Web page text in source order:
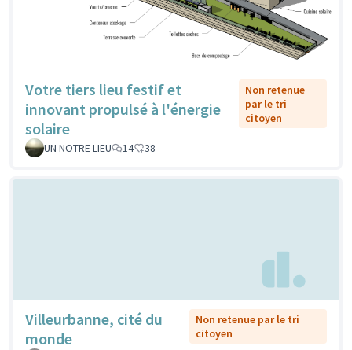
Votre tiers lieu festif et
innovant propulsé à l'énergie
solaire
Non retenue
par le tri
citoyen
UN NOTRE LIEU 14 38
Villeurbanne, cité du
monde
Non retenue par le tri
citoyen